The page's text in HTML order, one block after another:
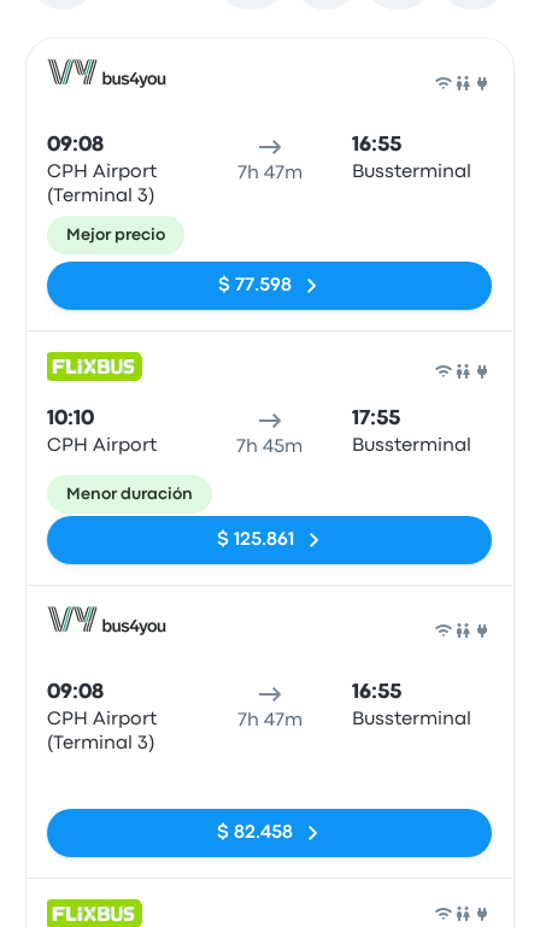
09:08
CPH Airport
(Terminal 3)
7h 47m
16:55
Bussterminal
Mejor precio
$ 77.598
10:10
CPH Airport 7h 45m
17:55
Bussterminal
Menor duración
$ 125.861
09:08
CPH Airport
(Terminal 3)
7h 47m
16:55
Bussterminal
$ 82.458